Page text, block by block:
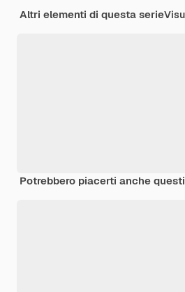
Altri elementi di questa serie
Potrebbero piacerti anche